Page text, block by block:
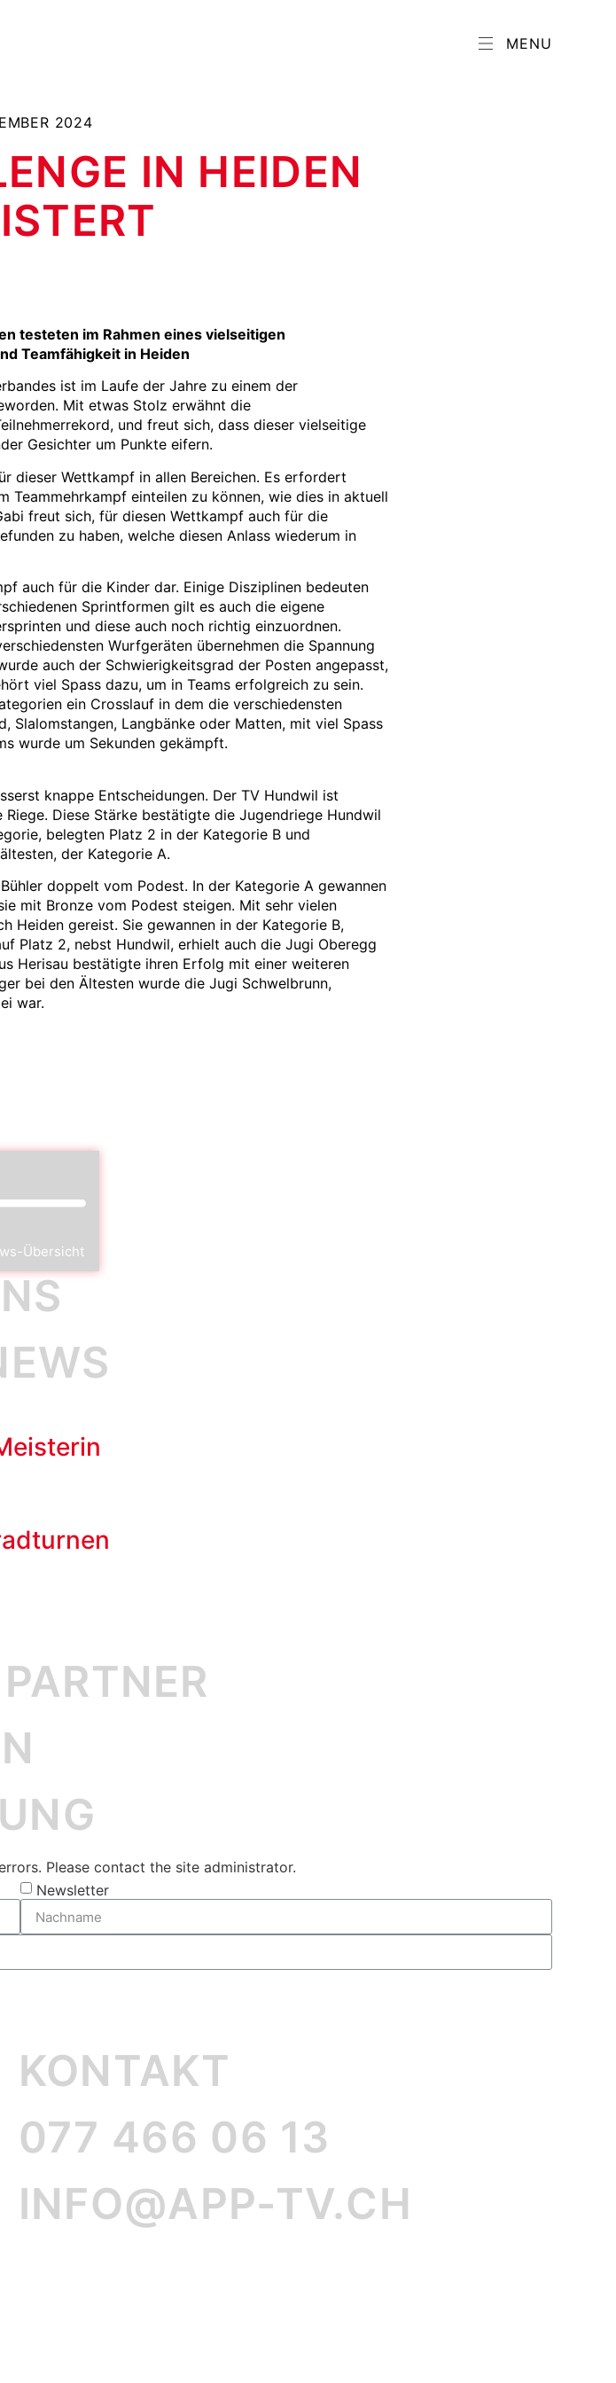
MENU
2024
IN HEIDEN
testeten im Rahmen eines vielseitigen
Teamfähigkeit in Heiden
ist im Laufe der Jahre zu einem der
Mit etwas Stolz erwähnt die
und freut sich, dass dieser vielseitige
Gesichter um Punkte eifern.
dieser Wettkampf in allen Bereichen. Es erfordert
Teammehrkampf einteilen zu können, wie dies in aktuell
freut sich, für diesen Wettkampf auch für die
zu haben, welche diesen Anlass wiederum in
auch für die Kinder dar. Einige Disziplinen bedeuten
Sprintformen gilt es auch die eigene
und diese auch noch richtig einzuordnen.
Wurfgeräten übernehmen die Spannung
auch der Schwierigkeitsgrad der Posten angepasst,
viel Spass dazu, um in Teams erfolgreich zu sein.
ein Crosslauf in dem die verschiedensten
Slalomstangen, Langbänke oder Matten, mit viel Spass
wurde um Sekunden gekämpft.
knappe Entscheidungen. Der TV Hundwil ist
Diese Stärke bestätigte die Jugendriege Hundwil
belegten Platz 2 in der Kategorie B und
der Kategorie A.
doppelt vom Podest. In der Kategorie A gewannen
mit Bronze vom Podest steigen. Mit sehr vielen
Heiden gereist. Sie gewannen in der Kategorie B,
Platz 2, nebst Hundwil, erhielt auch die Jugi Oberegg
Herisau bestätigte ihren Erfolg mit einer weiteren
bei den Ältesten wurde die Jugi Schwelbrunn,
war.
Übersicht
Please contact the site administrator.
Newsletter
KONTAKT
077 466 06 13
INFO@APP-TV.CH